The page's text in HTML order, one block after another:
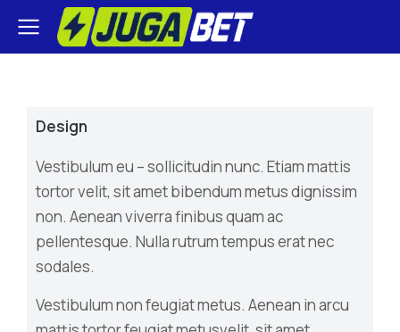
Design
Vestibulum eu – sollicitudin nunc. Etiam mattis
tortor velit, sit amet bibendum metus dignissim
non. Aenean viverra finibus quam ac
pellentesque. Nulla rutrum tempus erat nec
sodales.
Vestibulum non feugiat metus. Aenean in arcu